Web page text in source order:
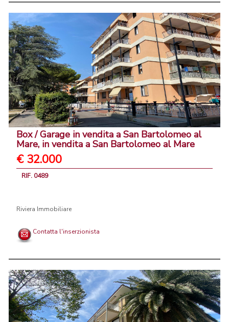
Box / Garage in vendita a San Bartolomeo al
Mare, in vendita a San Bartolomeo al Mare
€ 32.000
RIF. 0489
Riviera Immobiliare
Contatta l'inserzionista